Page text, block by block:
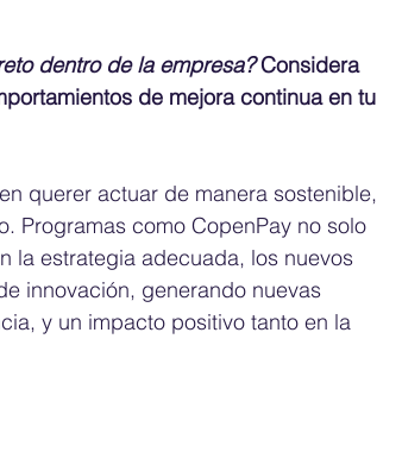
dentro de la empresa? Considera
de mejora continua en tu
querer actuar de manera sostenible,
Programas como CopenPay no solo
la estrategia adecuada, los nuevos
innovación, generando nuevas
y un impacto positivo tanto en la